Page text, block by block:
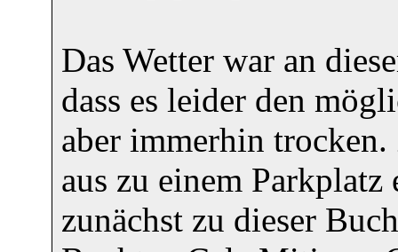
Das Wetter war an
dass es leider den
aber immerhin
aus zu einem
zunächst zu dieser